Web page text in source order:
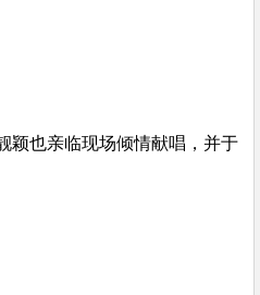
颖也亲临现场倾情献唱，并于